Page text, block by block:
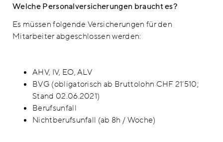
Welche Personalversicherungen braucht es?
Es müssen folgende Versicherungen für den
Mitarbeiter abgeschlossen werden:
AHV, IV, EO, ALV
BVG (obligatorisch ab Bruttolohn CHF 21’510;
Stand 02.06.2021)
Berufsunfall
Nichtberufsunfall (ab 8h / Woche)